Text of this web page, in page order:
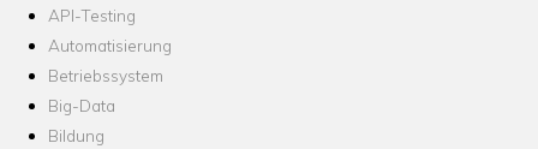
API-Testing
Automatisierung
Betriebssystem
Big-Data
Bildung